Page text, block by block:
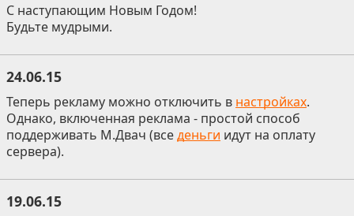
С наступающим Новым Годом!
Будьте мудрыми.
24.06.15
Теперь рекламу можно отключить в настройках.
Однако, включенная реклама - простой способ
поддерживать М.Двач (вседеньги идут на оплату
сервера).
19.06.15